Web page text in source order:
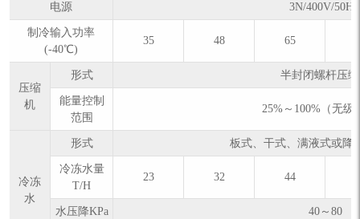
电源 3N/400V/
制冷输入功率
(-40℃)
35 48 65
压缩
机
形式 半封闭螺杆压
能量控制
范围
25%～100%（无级
冷冻
水
形式 板式、干式、满液式或降
冷冻水量
T/H
23 32 44
水压降KPa 40～80